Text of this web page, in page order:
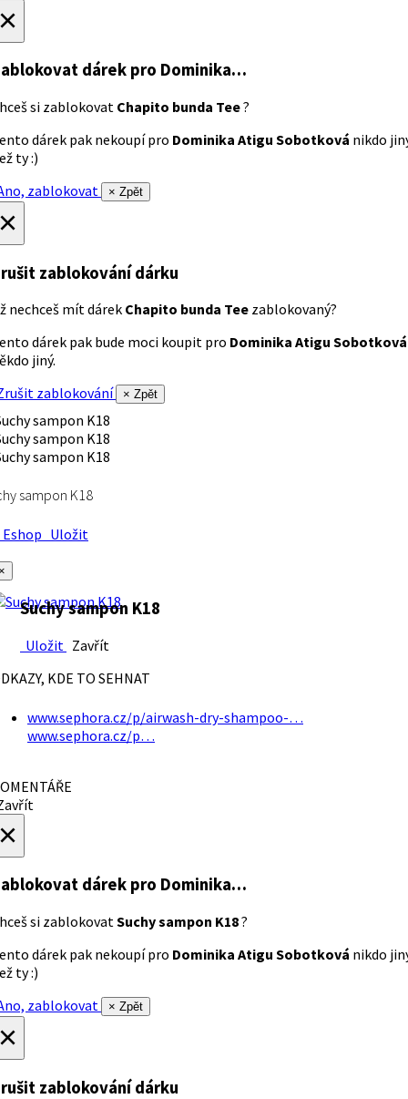
dárek pro Dominika…
si zablokovat Chapito bunda Tee?
dárek pak nekoupí pro Dominika Atigu Sobotková nikdo
ty :)
zablokovat
× Zpět
zablokování dárku
nechceš mít dárek Chapito bunda Tee zablokovaný?
dárek pak bude moci koupit pro Dominika Atigu Sobotková
jiný.
zablokování
× Zpět
sampon K18
Uložit
Suchy sampon K18
Uložit Zavřít
KDE TO SEHNAT
www.sephora.cz/p/airwash-dry-shampoo-…
www.sephora.cz/p…
dárek pro Dominika…
si zablokovatSuchy sampon K18?
dárek pak nekoupí pro Dominika Atigu Sobotková nikdo
ty :)
zablokovat
× Zpět
zablokování dárku